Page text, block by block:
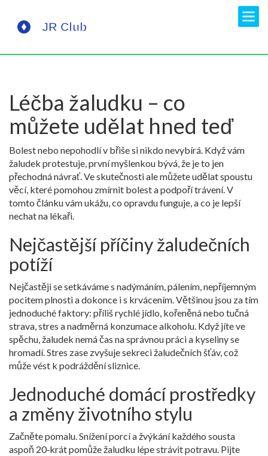
Léčba žaludku – co
můžete udělat hned teď
Bolest nebo nepohodlí v břiše si nikdo nevybírá. Když vám
žaludek protestuje, první myšlenkou bývá, že je to jen
přechodná návrať. Ve skutečnosti ale můžete udělat spoustu
věcí, které pomohou zmírnit bolest a podpoří trávení. V
tomto článku vám ukážu, co opravdu funguje, a co je lepší
nechat na lékaři.
Nejčastější příčiny žaludečních
potíží
Nejčastěji se setkáváme s nadýmáním, pálením, nepříjemným
pocitem plnosti a dokonce i s krvácením. Většinou jsou za tím
jednoduché faktory: příliš rychlé jídlo, kořeněná nebo tučná
strava, stres a nadměrná konzumace alkoholu. Když jíte ve
spěchu, žaludek nemá čas na správnou práci a kyseliny se
hromadí. Stres zase zvyšuje sekreci žaludečních šťáv, což
může vést k podráždění sliznice.
Jednoduché domácí prostředky
a změny životního stylu
Začněte pomalu. Snížení porcí a žvýkání každého sousta
aspoň 20‑krát pomůže žaludku lépe strávit potravu. Pijte